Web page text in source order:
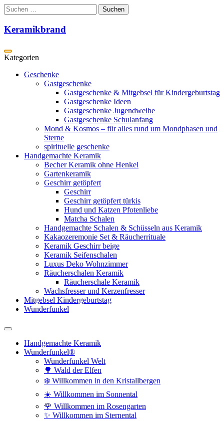
Zum
Inhalt
springen
Suchen
nach:
Keramikbrand
Geschenke
Gastgeschenke
Gastgeschenke & Mitgebsel für Kindergeburtstag
Gastgeschenke Ideen
Gastgeschenke Jugendweihe
Gastgeschenke Schulanfang
Mond & Kosmos – für alles rund um Mondphasen und
Sterne
spirituelle geschenke
Handgemachte Keramik
Becher Keramik ohne Henkel
Gartenkeramik
Geschirr getöpfert
Geschirr
Geschirr getöpfert türkis
Hund und Katzen Pfotenliebe
Matcha Schalen
Handgemachte Schalen & Schüsseln aus Keramik
Kakaozeremonie Set & Räucherrituale
Keramik Geschirr beige
Keramik Seifenschalen
Luxus Deko Wohnzimmer
Räucherschalen Keramik
Räucherschale Keramik
Wachsfresser und Kerzenfresser
Mitgebsel Kindergeburtstag
Wunderfunkel
Handgemachte Keramik
Wunderfunkel®
Wunderfunkel Welt
🌳 Wald der Elfen
❄️ Willkommen in den Kristallbergen
☀️ Willkommen im Sonnental
🌹 Willkommen im Rosengarten
✨ Willkommen im Sternental